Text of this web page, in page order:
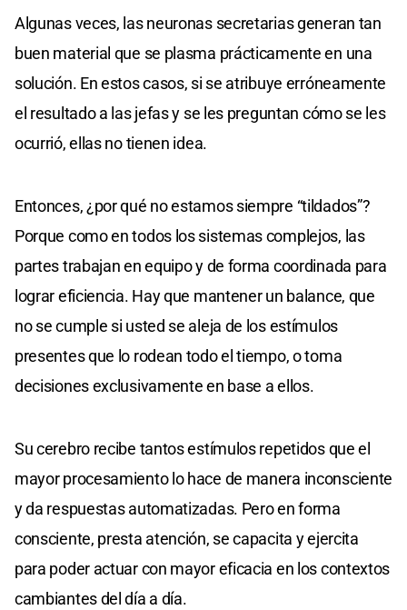
Algunas veces, las neuronas secretarias generan tan
buen material que se plasma prácticamente en una
solución. En estos casos, si se atribuye erróneamente
el resultado a las jefas y se les preguntan cómo se les
ocurrió, ellas no tienen idea.
Entonces, ¿por qué no estamos siempre “tildados”?
Porque como en todos los sistemas complejos, las
partes trabajan en equipo y de forma coordinada para
lograr eficiencia. Hay que mantener un balance, que
no se cumple si usted se aleja de los estímulos
presentes que lo rodean todo el tiempo, o toma
decisiones exclusivamente en base a ellos.
Su cerebro recibe tantos estímulos repetidos que el
mayor procesamiento lo hace de manera inconsciente
y da respuestas automatizadas. Pero en forma
consciente, presta atención, se capacita y ejercita
para poder actuar con mayor eficacia en los contextos
cambiantes del día a día.